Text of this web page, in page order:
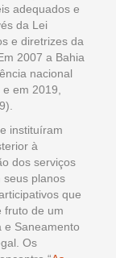
adequados e
da Lei
e diretrizes da
2007 a Bahia
nacional
em 2019,
instituíram
à
dos serviços
seus planos
que
fruto de um
e Saneamento
Os